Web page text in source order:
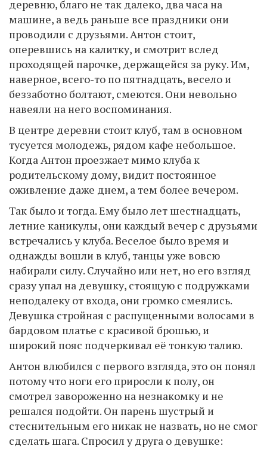
деревню, благо не так далеко, два часа на
машине, а ведь раньше все праздники они
проводили с друзьями. Антон стоит,
оперевшись на калитку, и смотрит вслед
проходящей парочке, держащейся за руку. Им,
наверное, всего-то по пятнадцать, весело и
беззаботно болтают, смеются. Они невольно
навеяли на него воспоминания.
В центре деревни стоит клуб, там в основном
тусуется молодежь, рядом кафе небольшое.
Когда Антон проезжает мимо клуба к
родительскому дому, видит постоянное
оживление даже днем, а тем более вечером.
Так было и тогда. Ему было лет шестнадцать,
летние каникулы, они каждый вечер с друзьями
встречались у клуба. Веселое было время и
однажды вошли в клуб, танцы уже вовсю
набирали силу. Случайно или нет, но его взгляд
сразу упал на девушку, стоящую с подружками
неподалеку от входа, они громко смеялись.
Девушка стройная с распущенными волосами в
бардовом платье с красивой брошью, и
широкий пояс подчеркивал её тонкую талию.
Антон влюбился с первого взгляда, это он понял
потому что ноги его приросли к полу, он
смотрел завороженно на незнакомку и не
решался подойти. Он парень шустрый и
стеснительным его никак не назвать, но не смог
сделать шага. Спросил у друга о девушке: